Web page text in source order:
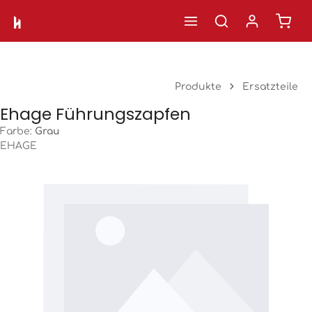
Zum Hauptinhalt springen
Produkte Ersatzteile
Ehage Führungszapfen
Farbe: Grau
EHAGE